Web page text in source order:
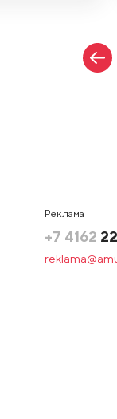
Реклама
+7 4162